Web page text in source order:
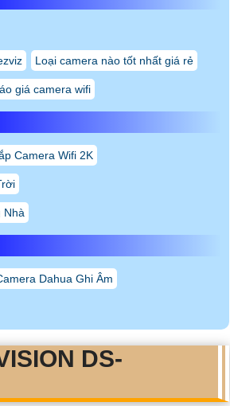
Loại camera nào tốt nhất giá rẻ
giá camera wifi
Camera Wifi 2K
Nhà
Dahua Ghi Âm
DS-